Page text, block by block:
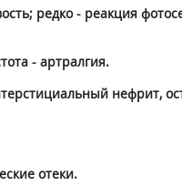
редко - реакция
- артралгия.
нефрит,
отеки.